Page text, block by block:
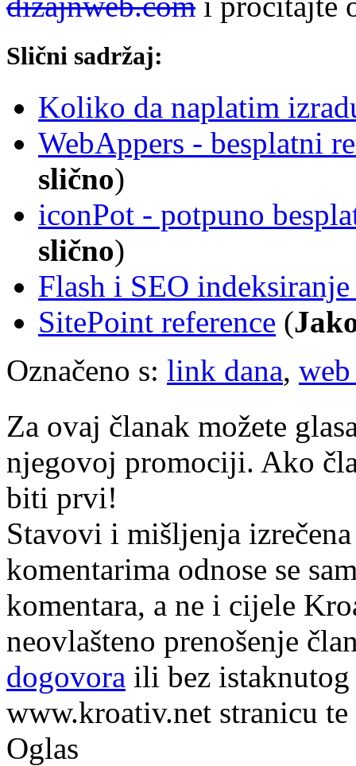
Slični sadržaj:
Koliko da naplatim
WebAppers - besplatni
slično)
iconPot - potpuno
slično)
Flash i SEO
SitePoint reference (
Označeno s: link dana,
Za ovaj članak možete
njegovoj promociji. Ako
biti prvi!
Stavovi i mišljenja
komentarima odnose se
komentara, a ne i cijele
neovlašteno prenošenje
dogovora ili bez
www.kroativ.net stranicu te
Oglas